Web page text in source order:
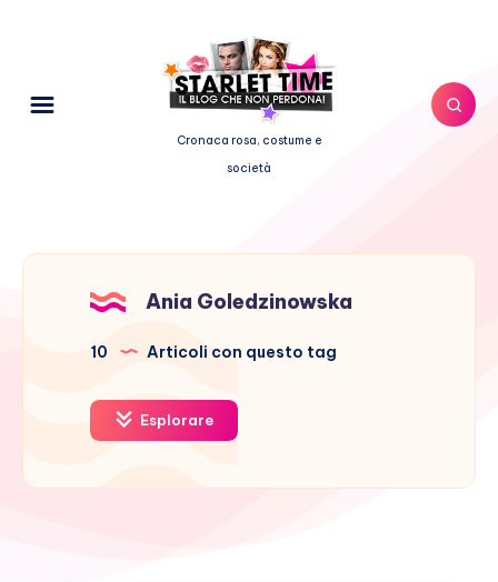
Cronaca rosa, costume e
società
Ania Goledzinowska
10 Articoli con questo tag
Esplorare